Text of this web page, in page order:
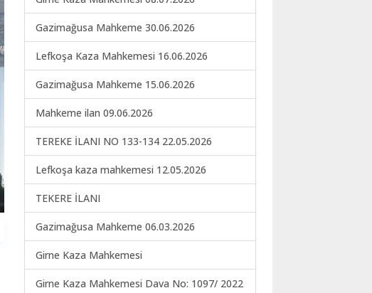
Gazimağusa Mahkeme 30.06.2026
Lefkoşa Kaza Mahkemesi 16.06.2026
Gazimağusa Mahkeme 15.06.2026
Mahkeme ilan 09.06.2026
TEREKE İLANI NO 133-134 22.05.2026
Lefkoşa kaza mahkemesi 12.05.2026
TEKERE İLANI
Gazimağusa Mahkeme 06.03.2026
Girne Kaza Mahkemesi
Girne Kaza Mahkemesi Dava No: 1097/ 2022